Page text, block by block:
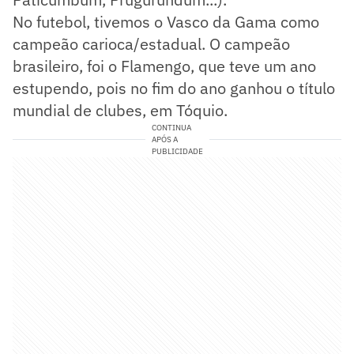
No futebol, tivemos o Vasco da Gama como
campeão carioca/estadual. O campeão
brasileiro, foi o Flamengo, que teve um ano
estupendo, pois no fim do ano ganhou o título
mundial de clubes, em Tóquio.
CONTINUA
APÓS A
PUBLICIDADE